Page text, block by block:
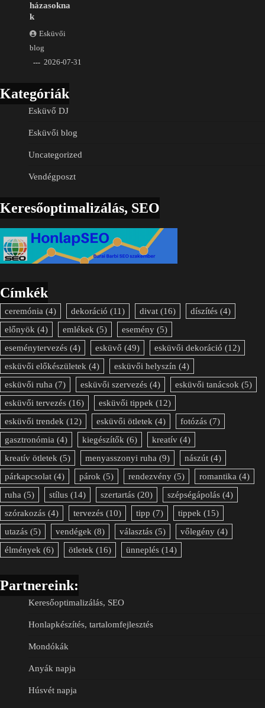
házasokna
k
Esküvői
blog
2026-07-31
Kategóriák
Esküvő DJ
Esküvői blog
Uncategorized
Vendégposzt
Keresőoptimalizálás, SEO
Címkék
ceremónia (4) dekoráció (11) divat (16) díszítés (4)
előnyök (4) emlékek (5) esemény (5)
eseménytervezés (4) esküvő (49) esküvői dekoráció (12)
esküvői előkészületek (4) esküvői helyszín (4)
esküvői ruha (7) esküvői szervezés (4) esküvői tanácsok (5)
esküvői tervezés (16) esküvői tippek (12)
esküvői trendek (12) esküvői ötletek (4) fotózás (7)
gasztronómia (4) kiegészítők (6) kreatív (4)
kreatív ötletek (5) menyasszonyi ruha (9) nászút (4)
párkapcsolat (4) párok (5) rendezvény (5) romantika (4)
ruha (5) stílus (14) szertartás (20) szépségápolás (4)
szórakozás (4) tervezés (10) tipp (7) tippek (15)
utazás (5) vendégek (8) választás (5) vőlegény (4)
élmények (6) ötletek (16) ünneplés (14)
Partnereink:
Keresőoptimalizálás, SEO
Honlapkészítés, tartalomfejlesztés
Mondókák
Anyák napja
Húsvét napja